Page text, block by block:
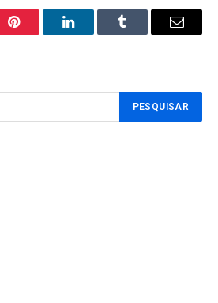
Pinterest LinkedInTumblr Email